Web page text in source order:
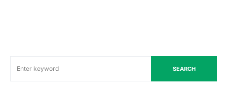
SEARCH